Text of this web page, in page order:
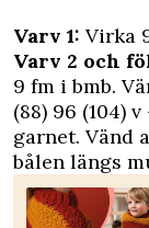
Varv 1: Virka
Varv 2 och
9 fm i bmb.
(88) 96 (104)
garnet. Vänd
bålen längs